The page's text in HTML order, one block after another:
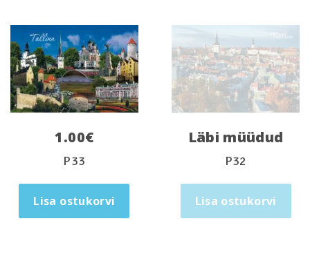
1.00€
P33
Lisa ostukorvi
Läbi müüdud
P32
Lisa ostukorvi